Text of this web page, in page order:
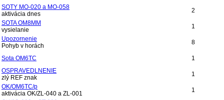
SOTY MO-020 a MO-058
aktivácia dnes
2
SOTA OM8MM
vysielanie
1
Upozornenie
Pohyb v horách
8
Sota OM6TC
1
OSPRAVEDLNENIE
zlý REF znak
1
OK/OM6TC/p
aktivácia OK/ZL-040 a ZL-001
1